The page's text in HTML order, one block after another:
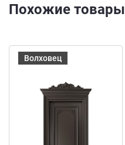
Похожие товары
Волховец